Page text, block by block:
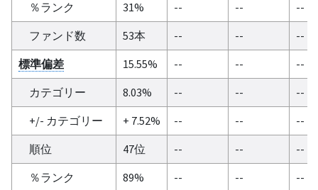
％ランク
31% -- --
--
ファンド数
53本 -- --
--
標準偏差
15.55% -- --
--
カテゴリー
8.03% -- --
--
+/- カテゴリー
+ 7.52% -- --
--
順位
47位 -- --
--
％ランク
89% -- --
--